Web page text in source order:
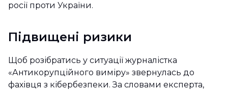
росії проти України.
Підвищені ризики
Щоб розібратись у ситуації журналістка
«Антикорупційного виміру» звернулась до
фахівця з кібербезпеки. За словами експерта,